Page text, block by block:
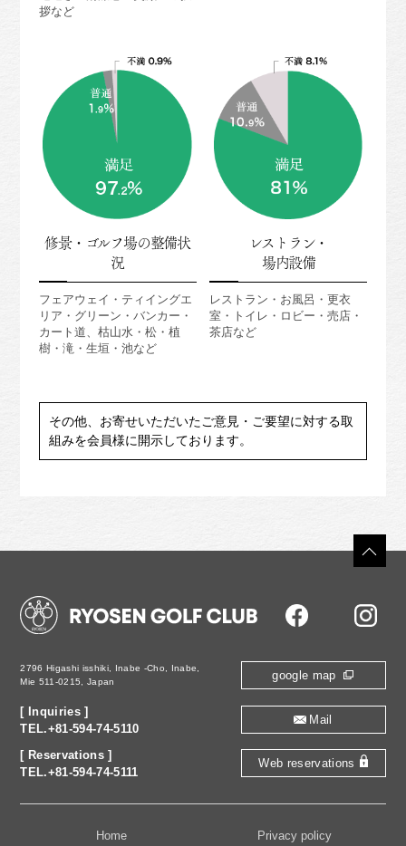
拶など
修景・ゴルフ場の整備状
況
フェアウェイ・ティイングエ
リア・グリーン・バンカー・
カート道、枯山水・松・植
樹・滝・生垣・池など
レストラン・
場内設備
レストラン・お風呂・更衣
室・トイレ・ロビー・売店・
茶店など
その他、お寄せいただいたご意見・ご要望に対する取
組みを会員様に開示しております。
2796 Higashi isshiki,
Inabe -Cho, Inabe,
Mie 511-0215, Japan
google map
[ Inquiries ]
TEL.+81-594-74-5110
Mail
[ Reservations ]
TEL.+81-594-74-5111
Web reservations
Home Privacy policy